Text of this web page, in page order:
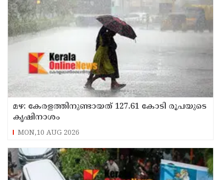
മഴ: കേരളത്തിനുണ്ടായത് 127.61 കോടി രൂപയുടെ
കൃഷിനാശം
MON,10 AUG 2026